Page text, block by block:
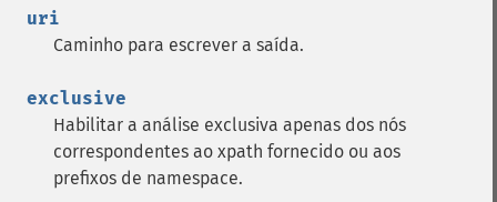
uri
Caminho para escrever a saída.
exclusive
Habilitar a análise exclusiva apenas dos nós
correspondentes ao xpath fornecido ou aos
prefixos de namespace.